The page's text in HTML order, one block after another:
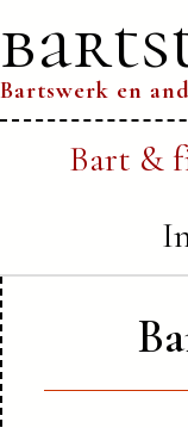
Bartswerk en
Bart &